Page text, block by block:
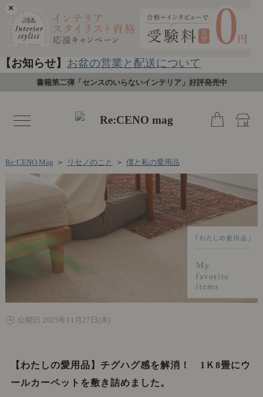
×
【お知らせ】 お盆の営業と配送について
書籍第二弾「センスのいらないインテリア」好評発売中
toggle
navigation
Re:CENO Mag ＞ リセノのこと ＞ 僕と私の愛用品
公開日 2025年11月27日(木)
【わたしの愛用品】チグハグ感を解消！ 1Ｋ8畳にウ
ールカーペットを敷き詰めました。